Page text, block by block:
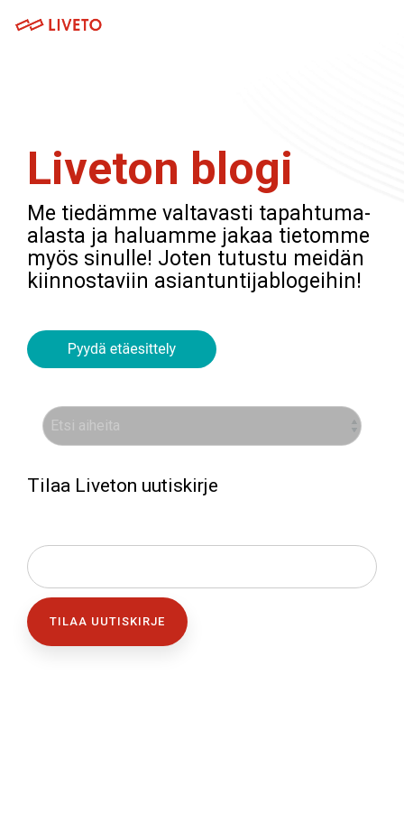
Tapahtumahallinta
Kulunvalvonta
Kassajärjestelmä
Tapahtumasovellus
Webinaarialusta
Koulutuspalvelut
Integraatiot
Venueille
Festivaaleille ja konserteille
Urheilutapahtumille
Oppilaitokset
Hankkeet
Liveton blogi
Me tiedämme valtavasti tapahtuma-
alasta ja haluamme jakaa tietomme
myös sinulle! Joten tutustu meidän
kiinnostaviin asiantuntijablogeihin!
Tilaa Liveton uutiskirje